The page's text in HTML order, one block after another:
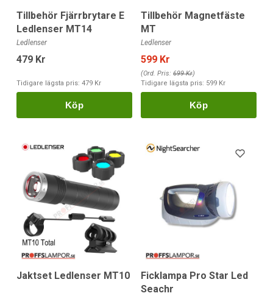
Tillbehör Fjärrbrytare E
Ledlenser MT14
Ledlenser
479 Kr
Tidigare lägsta pris: 479 Kr
Köp
Tillbehör Magnetfäste
MT
Ledlenser
599 Kr
(Ord. Pris: 699 Kr)
Tidigare lägsta pris: 599 Kr
Köp
Jaktset Ledlenser MT10
Ficklampa Pro Star Led
Seachr